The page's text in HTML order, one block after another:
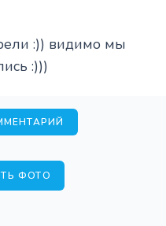
:)) видимо мы
:)))
ФОТО